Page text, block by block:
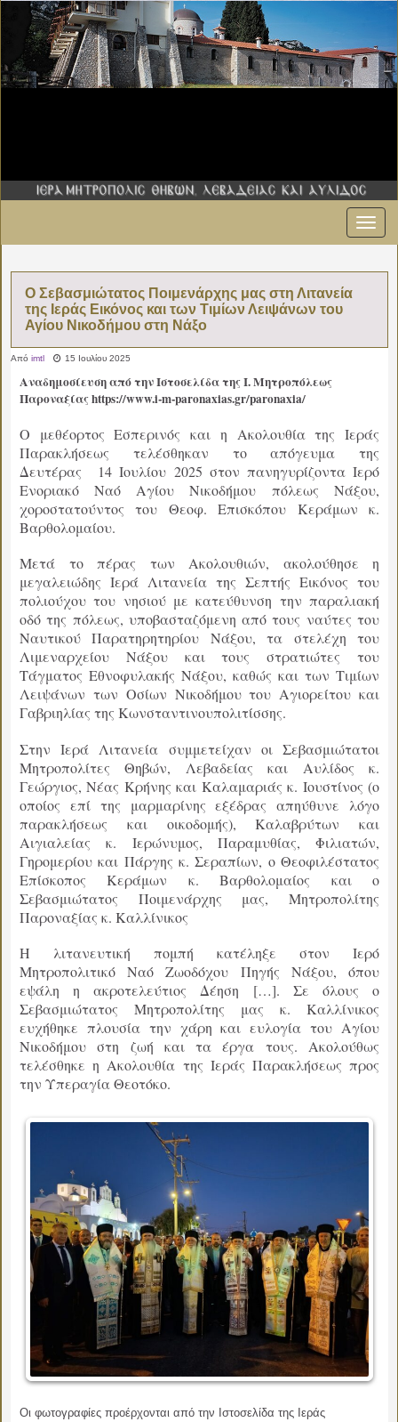
Ο Σεβασμιώτατος Ποιμενάρχης μας στη Λιτανεία
της Ιεράς Εικόνος και των Τιμίων Λειψάνων του
Αγίου Νικοδήμου στη Νάξο
Από imtl 15 Ιουλίου 2025
Αναδημοσίευση από την Ιστοσελίδα της Ι. Μητροπόλεως
Παροναξίας https://www.i-m-paronaxias.gr/paronaxia/
Ο μεθέορτος Εσπερινός και η Ακολουθία της Ιεράς
Παρακλήσεως τελέσθηκαν το απόγευμα της
Δευτέρας 14 Ιουλίου 2025 στον πανηγυρίζοντα Ιερό
Ενοριακό Ναό Αγίου Νικοδήμου πόλεως Νάξου,
χοροστατούντος του Θεοφ. Επισκόπου Κεράμων κ.
Βαρθολομαίου.
Μετά το πέρας των Ακολουθιών, ακολούθησε η
μεγαλειώδης Ιερά Λιτανεία της Σεπτής Εικόνος του
πολιούχου του νησιού με κατεύθυνση την παραλιακή
οδό της πόλεως, υποβασταζόμενη από τους ναύτες του
Ναυτικού Παρατηρητηρίου Νάξου, τα στελέχη του
Λιμεναρχείου Νάξου και τους στρατιώτες του
Τάγματος Εθνοφυλακής Νάξου, καθώς και των Τιμίων
Λειψάνων των Οσίων Νικοδήμου του Αγιορείτου και
Γαβριηλίας της Κωνσταντινουπολιτίσσης.
Στην Ιερά Λιτανεία συμμετείχαν οι Σεβασμιώτατοι
Μητροπολίτες Θηβών, Λεβαδείας και Αυλίδος κ.
Γεώργιος, Νέας Κρήνης και Καλαμαριάς κ. Ιουστίνος (ο
οποίος επί της μαρμαρίνης εξέδρας απηύθυνε λόγο
παρακλήσεως και οικοδομής), Καλαβρύτων και
Αιγιαλείας κ. Ιερώνυμος, Παραμυθίας, Φιλιατών,
Γηρομερίου και Πάργης κ. Σεραπίων, ο Θεοφιλέστατος
Επίσκοπος Κεράμων κ. Βαρθολομαίος και ο
Σεβασμιώτατος Ποιμενάρχης μας, Μητροπολίτης
Παροναξίας κ. Καλλίνικος
Η λιτανευτική πομπή κατέληξε στον Ιερό
Μητροπολιτικό Ναό Ζωοδόχου Πηγής Νάξου, όπου
εψάλη η ακροτελεύτιος Δέηση […]. Σε όλους ο
Σεβασμιώτατος Μητροπολίτης μας κ. Καλλίνικος
ευχήθηκε πλουσία την χάρη και ευλογία του Αγίου
Νικοδήμου στη ζωή και τα έργα τους. Ακολούθως
τελέσθηκε η Ακολουθία της Ιεράς Παρακλήσεως προς
την Υπεραγία Θεοτόκο.
Οι φωτογραφίες προέρχονται από την Ιστοσελίδα της Ιεράς